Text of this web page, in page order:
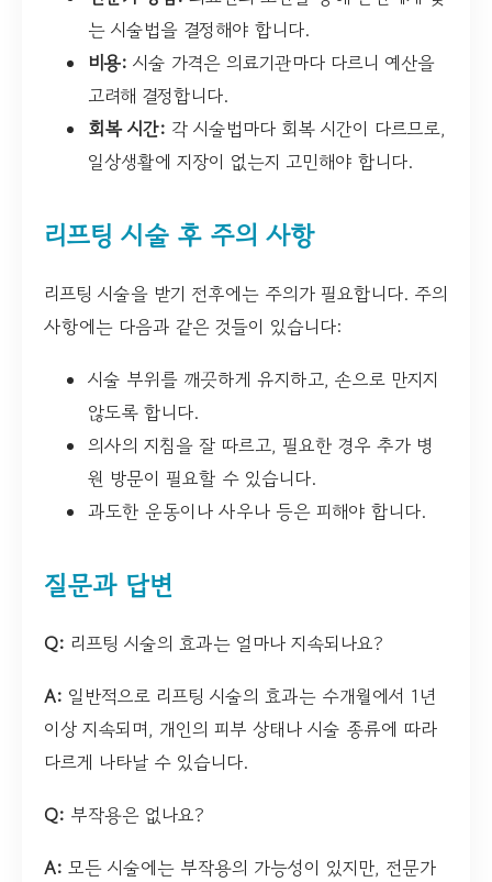
는 시술법을 결정해야 합니다.
비용: 시술 가격은 의료기관마다 다르니 예산을
고려해 결정합니다.
회복 시간: 각 시술법마다 회복 시간이 다르므로,
일상생활에 지장이 없는지 고민해야 합니다.
리프팅 시술 후 주의 사항
리프팅 시술을 받기 전후에는 주의가 필요합니다. 주의
사항에는 다음과 같은 것들이 있습니다:
시술 부위를 깨끗하게 유지하고, 손으로 만지지
않도록 합니다.
의사의 지침을 잘 따르고, 필요한 경우 추가 병
원 방문이 필요할 수 있습니다.
과도한 운동이나 사우나 등은 피해야 합니다.
질문과 답변
Q: 리프팅 시술의 효과는 얼마나 지속되나요?
A: 일반적으로 리프팅 시술의 효과는 수개월에서 1년
이상 지속되며, 개인의 피부 상태나 시술 종류에 따라
다르게 나타날 수 있습니다.
Q: 부작용은 없나요?
A: 모든 시술에는 부작용의 가능성이 있지만, 전문가